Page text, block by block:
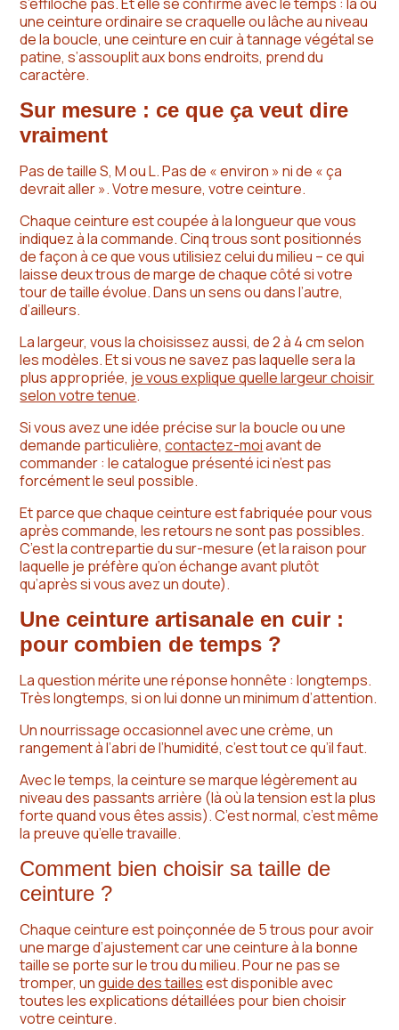
une ceinture ordinaire se craquelle ou lâche au niveau
de la boucle, une ceinture en cuir à tannage végétal se
patine, s’assouplit aux bons endroits, prend du
caractère.
Sur mesure : ce que ça veut dire
vraiment
Pas de taille S, M ou L. Pas de « environ » ni de « ça
devrait aller ». Votre mesure, votre ceinture.
Chaque ceinture est coupée à la longueur que vous
indiquez à la commande. Cinq trous sont positionnés
de façon à ce que vous utilisiez celui du milieu – ce qui
laisse deux trous de marge de chaque côté si votre
tour de taille évolue. Dans un sens ou dans l’autre,
d’ailleurs.
La largeur, vous la choisissez aussi, de 2 à 4 cm selon
les modèles. Et si vous ne savez pas laquelle sera la
plus appropriée, je vous explique quelle largeur choisir
selon votre tenue.
Si vous avez une idée précise sur la boucle ou une
demande particulière,contactez-moiavant de
commander : le catalogue présenté ici n’est pas
forcément le seul possible.
Et parce que chaque ceinture est fabriquée pour vous
après commande, les retours ne sont pas possibles.
C’est la contrepartie du sur-mesure (et la raison pour
laquelle je préfère qu’on échange avant plutôt
qu’après si vous avez un doute).
Une ceinture artisanale en cuir :
pour combien de temps ?
La question mérite une réponse honnête : longtemps.
Très longtemps, si on lui donne un minimum d’attention.
Un nourrissage occasionnel avec une crème, un
rangement à l’abri de l’humidité, c’est tout ce qu’il faut.
Avec le temps, la ceinture se marque légèrement au
niveau des passants arrière (là où la tension est la plus
forte quand vous êtes assis). C’est normal, c’est même
la preuve qu’elle travaille.
Comment bien choisir sa taille de
ceinture ?
Chaque ceinture est poinçonnée de 5 trous pour avoir
une marge d’ajustement car une ceinture à la bonne
taille se porte sur le trou du milieu. Pour ne pas se
tromper, unguide des taillesest disponible avec
toutes les explications détaillées pour bien choisir
votre ceinture.